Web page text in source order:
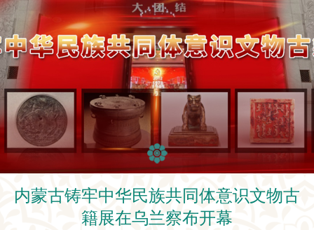
内蒙古铸牢中华民族共同体意识文物古
籍展在乌兰察布开幕